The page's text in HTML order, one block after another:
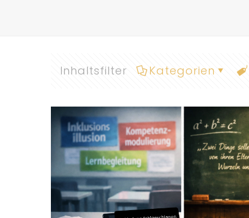
Inhaltsfilter Kategorien